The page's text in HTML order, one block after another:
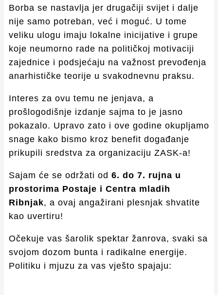
Borba se nastavlja jer drugačiji svijet i dalje
nije samo potreban, već i moguć. U tome
veliku ulogu imaju lokalne inicijative i grupe
koje neumorno rade na političkoj motivaciji
zajednice i podsjećaju na važnost prevođenja
anarhističke teorije u svakodnevnu praksu.
Interes za ovu temu ne jenjava, a
prošlogodišnje izdanje sajma to je jasno
pokazalo. Upravo zato i ove godine okupljamo
snage kako bismo kroz benefit događanje
prikupili sredstva za organizaciju ZASK-a!
Sajam će se održati od 6. do 7. rujna u
prostorima Postaje i Centra mladih
Ribnjak, a ovaj angažirani plesnjak shvatite
kao uvertiru!
Očekuje vas šarolik spektar žanrova, svaki sa
svojom dozom bunta i radikalne energije.
Politiku i mjuzu za vas vješto spajaju: